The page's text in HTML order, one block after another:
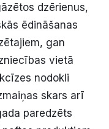
dzērienus,
ēdināšanas
gan
vietā
nodokli
skars arī
paredzēts